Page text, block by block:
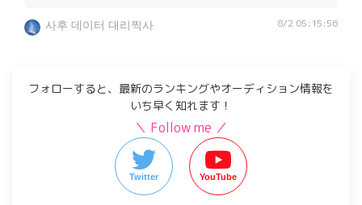
사후 데이터 대리찍사 8/2 05:15:56
フォローすると、最新のランキングやオーディション情報を
いち早く知れます！
＼ Follow me ／
Twitter YouTube